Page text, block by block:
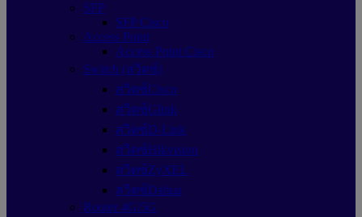
SFP
SFP Cisco
Access Point
Access Point Cisco
Switch (สวิตช์)
สวิตช์Cisco
สวิตช์Glink
สวิตซ์D-Link
สวิตซ์Hikvision
สวิตซ์ZyXEL
สวิตซ์Dahua
Router 4G/5G